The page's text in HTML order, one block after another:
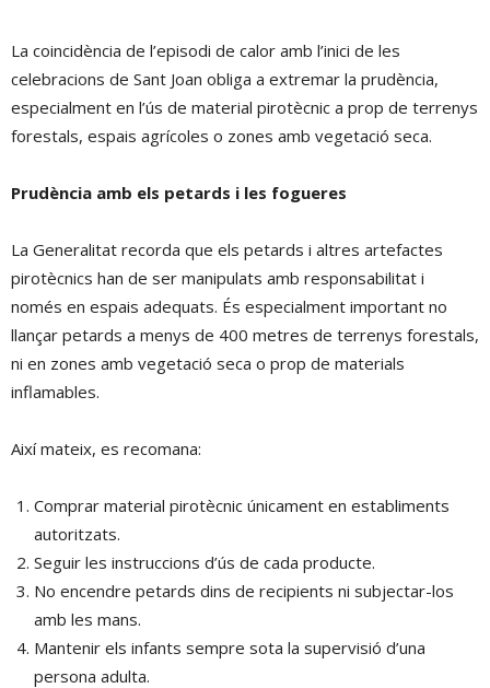
La coincidència de l’episodi de calor amb l’inici de les
celebracions de Sant Joan obliga a extremar la prudència,
especialment en l’ús de material pirotècnic a prop de terrenys
forestals, espais agrícoles o zones amb vegetació seca.
Prudència amb els petards i les fogueres
La Generalitat recorda que els petards i altres artefactes
pirotècnics han de ser manipulats amb responsabilitat i
només en espais adequats. És especialment important no
llançar petards a menys de 400 metres de terrenys forestals,
ni en zones amb vegetació seca o prop de materials
inflamables.
Així mateix, es recomana:
Comprar material pirotècnic únicament en establiments
autoritzats.
Seguir les instruccions d’ús de cada producte.
No encendre petards dins de recipients ni subjectar-los
amb les mans.
Mantenir els infants sempre sota la supervisió d’una
persona adulta.